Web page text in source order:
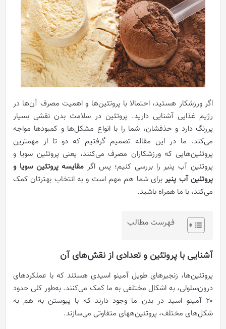
اگر ورزشکار هستید، احتمالا با پروتئین‌ها و اهمیت مصرف آن‌ها در
رژیم غذایی آشنایی دارید. پروتئین در سلامت بدن نقشی بسیار
پررنگ دارد و حذفشان، شما را با انواع مشکل‌ها و کمبودها مواجه
می‌کند. ما در این مقاله تصمیم گرفتیم که دو تا از مهمترین
پروتئین‌هایی که ورزشکاران مصرف می‌کنند، یعنی پروتئین سویا و
پروتئین آب پنیر را بررسی کنیم؛ پس اگر مقایسه پروتئین سویا و
پروتئین آب پنیربرای شما هم مهم است و به انتخاب بهترتان کمک
می‌کند، با ما همراه باشید.
فهرست مطالب
آشنایی با پروتئین و تعدادی از نقش‌های آن
پروتئین‌ها، زنجیرهای طویل آمینو اسیدی هستند که با عملکردهای
درون‌سلولی، به اشکال مختلفی به ما کمک می‌کنند. به‌طور کلی حدود
۲۰ آمینو اسید در بدن ما وجود دارند که با پیوستن به هم به
شکل‌های مختلف، پروتئین‌ههای متفاوتی می‌سازند.